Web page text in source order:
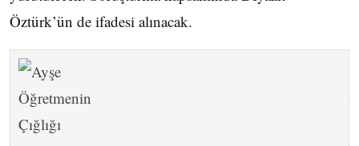
Öztürk’ün de ifadesi alınacak.